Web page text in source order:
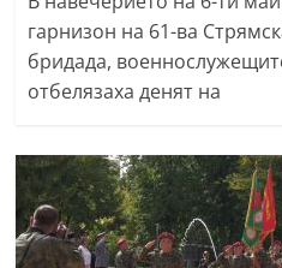
гарнизон на 61-ва
бридада,
отбелязаха денят на